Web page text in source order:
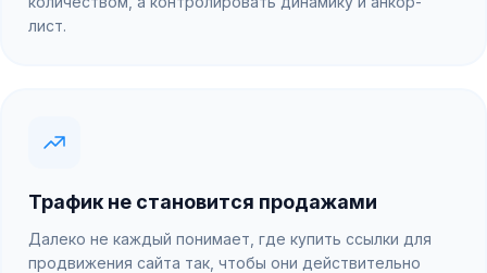
лист.
Трафик не становится продажами
Далеко не каждый понимает, где купить ссылки для
продвижения сайта так, чтобы они действительно